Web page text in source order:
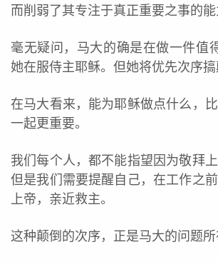
而削弱了其专注于真正重要之事的能
毫无疑问，马大的确是在做一件值
她在服侍主耶稣。但她将优先次序搞
在马大看来，能为耶稣做点什么，
一起更重要。
我们每个人，都不能指望因为敬拜上
但是我们需要提醒自己，在工作之
上帝，亲近救主。
这种颠倒的次序，正是马大的问题所